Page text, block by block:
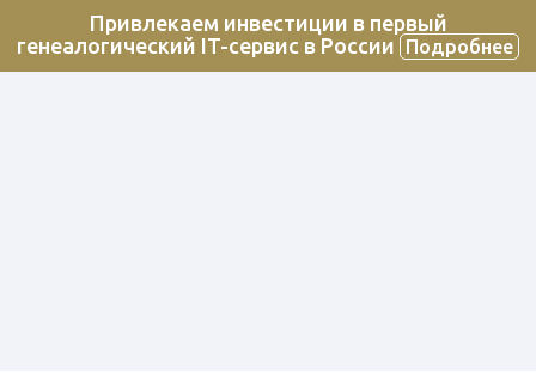
Привлекаем инвестиции в первый
генеалогический IT-сервис в России
Подробнее